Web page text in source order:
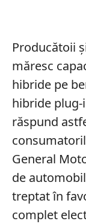
Producătoii
măresc
hibride pe
hibride plug-
răspund
General
de
treptat în
complet